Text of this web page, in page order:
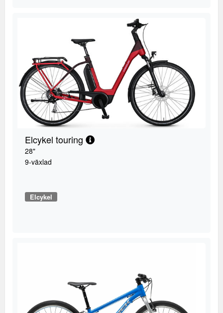
Elcykel
Elcykel touring
28"
9-växlad